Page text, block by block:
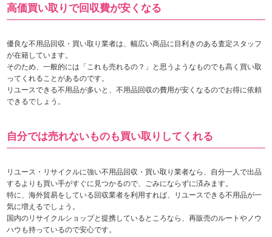
高価買い取りで回収費が安くなる
優良な不用品回収・買い取り業者は、幅広い商品に目利きのある査定スタッフ
が在籍しています。
そのため、一般的には「これも売れるの？」と思うようなものでも高く買い取
ってくれることがあるのです。
リユースできる不用品が多いと、不用品回収の費用が安くなるのでお得に依頼
できるでしょう。
自分では売れないものも買い取りしてくれる
リユース・リサイクルに強い不用品回収・買い取り業者なら、自分一人で出品
するよりも買い手がすぐに見つかるので、ごみにならずに済みます。
特に、海外貿易をしている回収業者を利用すれば、リユースできる不用品が一
気に増えるでしょう。
国内のリサイクルショップと提携しているところなら、再販売のルートやノウ
ハウも持っているので安心です。